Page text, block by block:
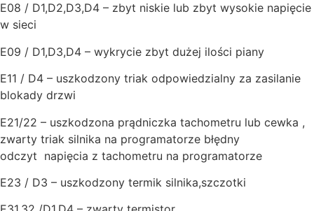
E08 / D1,D2,D3,D4 – zbyt niskie lub zbyt wysokie napięcie
w sieci
E09 / D1,D3,D4 – wykrycie zbyt dużej ilości piany
E11 / D4 – uszkodzony triak odpowiedzialny za zasilanie
blokady drzwi
E21/22 – uszkodzona prądniczka tachometru lub cewka ,
zwarty triak silnika na programatorze błędny
odczyt napięcia z tachometru na programatorze
E23 / D3 – uszkodzony termik silnika,szczotki